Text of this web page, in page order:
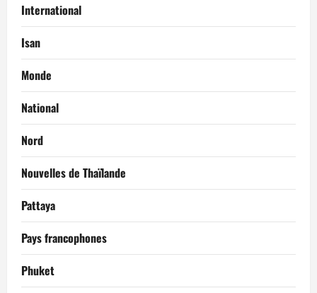
International
Isan
Monde
National
Nord
Nouvelles de Thaïlande
Pattaya
Pays francophones
Phuket